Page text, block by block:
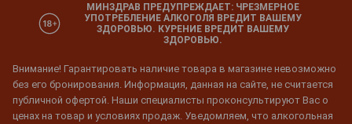
МИНЗДРАВ ПРЕДУПРЕЖДАЕТ: ЧРЕЗМЕРНОЕ
УПОТРЕБЛЕНИЕ АЛКОГОЛЯ ВРЕДИТ ВАШЕМУ
ЗДОРОВЬЮ. КУРЕНИЕ ВРЕДИТ ВАШЕМУ
ЗДОРОВЬЮ.
Внимание! Гарантировать наличие товара в магазине невозможно
без его бронирования. Информация, данная на сайте, не считается
публичной офертой. Наши специалисты проконсультируют Вас о
ценах на товар и условиях продаж. Уведомляем, что алкогольная